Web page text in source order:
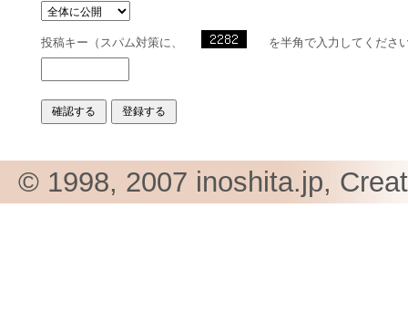
投稿キー（スパム対策に、 を半角で入力してくださ
© 1998, 2007 inoshita.jp,